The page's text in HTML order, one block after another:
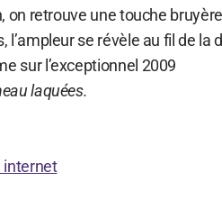
on retrouve une touche
l’ampleur se révèle au fil de la
sur l’exceptionnel 2009
laquées.
internet